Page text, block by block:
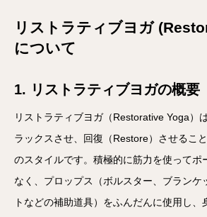
リストラティブヨガ
について
1. リストラティブヨガの概要
リストラティブヨガ（Restorative Yoga）
ラックスさせ、回復（Restore）させるこ
のスタイルです。積極的に筋力を使ってポ
なく、プロップス（ボルスター、ブランケ
トなどの補助道具）をふんだんに使用し、